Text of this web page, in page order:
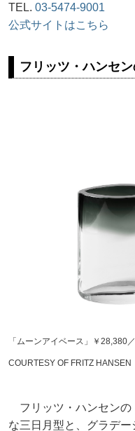
TEL.03-5474-9001
公式サイトはこちら
フリッツ・ハンセ
「ムーンアイベース」￥28,380
COURTESY OF FRITZ HANSEN
フリッツ・ハンセンの
な三日月型と、グラデ